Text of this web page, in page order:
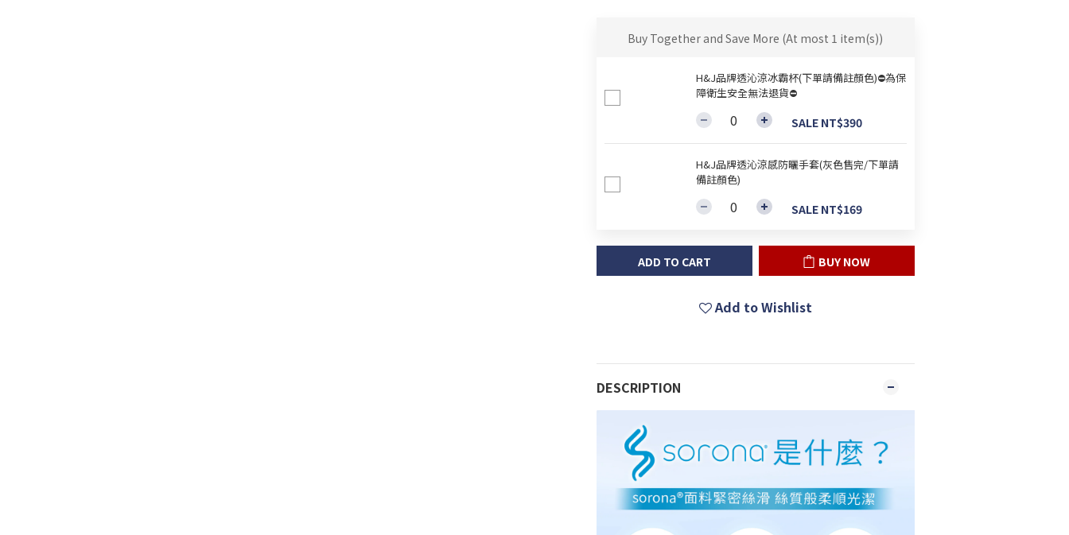
Buy Together and Save More (At most 1 item(s))
H&J品牌透沁涼冰霸杯(下單請備註顏色)⛔為保
障衛生安全無法退貨⛔
SALE NT$390
H&J品牌透沁涼感防曬手套(灰色售完/下單請
備註顏色)
SALE NT$169
ADD TO CART BUY NOW
Add to Wishlist
DESCRIPTION